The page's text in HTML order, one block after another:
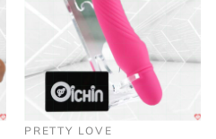
PRETTY LOVE